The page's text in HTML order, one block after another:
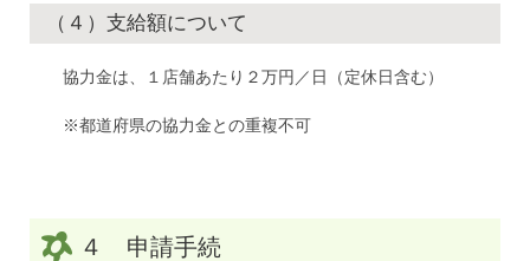
（４）支給額について
協力金は、１店舗あたり２万円／日（定休日含む）
※都道府県の協力金との重複不可
４ 申請手続